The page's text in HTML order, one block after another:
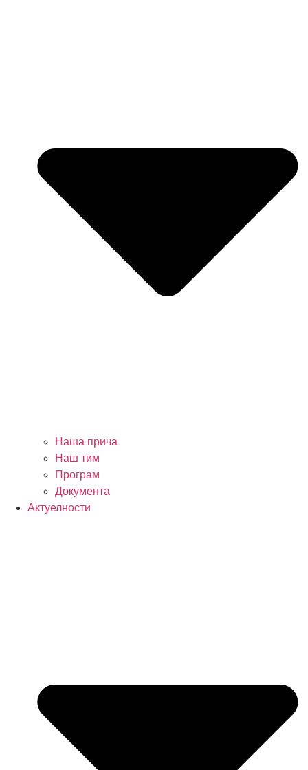
Наша прича
Наш тим
Програм
Документа
Актуелности